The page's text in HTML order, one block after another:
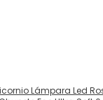
Lámpara Led